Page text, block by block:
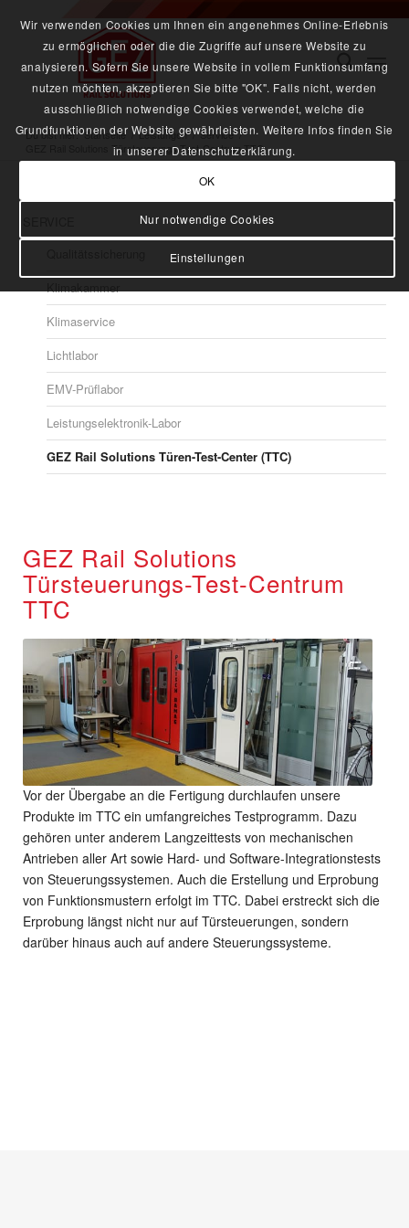
Du bist hier: Startseite / Leistungen / Service /
GEZ Rail Solutions Türsteuerungs-Test-Centrum TTC
GEZ Rail Solutions
Türsteuerungs-Test-Centrum
TTC
Vor der Übergabe an die Fertigung durchlaufen unsere
Produkte im TTC ein umfangreiches Testprogramm. Dazu
gehören unter anderem Langzeittests von mechanischen
Antrieben aller Art sowie Hard- und Software-Integrationstests
von Steuerungssystemen. Auch die Erstellung und Erprobung
von Funktionsmustern erfolgt im TTC. Dabei erstreckt sich die
Erprobung längst nicht nur auf Türsteuerungen, sondern
darüber hinaus auch auf andere Steuerungssysteme.
Klimakammer
Klimaservice
Lichtlabor
EMV-Prüflabor
Leistungselektronik-Labor
GEZ Rail Solutions Türen-Test-Center (TTC)
Wir verwenden Cookies um Ihnen ein angenehmes Online-Erlebnis
zu ermöglichen oder die die Zugriffe auf unsere Website zu
analysieren. Sofern Sie unsere Website in vollem Funktionsumfang
nutzen möchten, akzeptieren Sie bitte "OK". Falls nicht, werden
ausschließlich notwendige Cookies verwendet, welche die
Grundfunktionen der Website gewährleisten. Weitere Infos finden Sie
in unserer Datenschutzerklärung.
OK
Nur notwendige Cookies
Einstellungen